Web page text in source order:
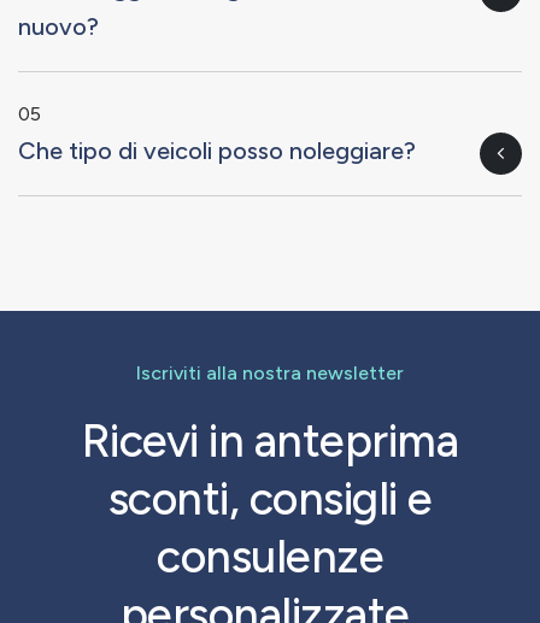
nuovo?
05
Che tipo di veicoli posso noleggiare?
Iscriviti alla nostra newsletter
Ricevi in anteprima
sconti, consigli e
consulenze